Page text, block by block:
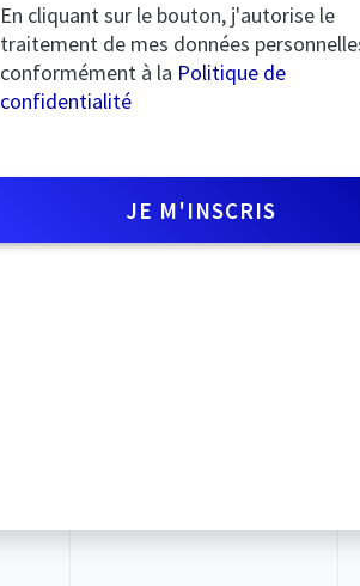
En cliquant sur le bouton, j'autorise le
traitement de mes données
conformément à la Politique de
confidentialité